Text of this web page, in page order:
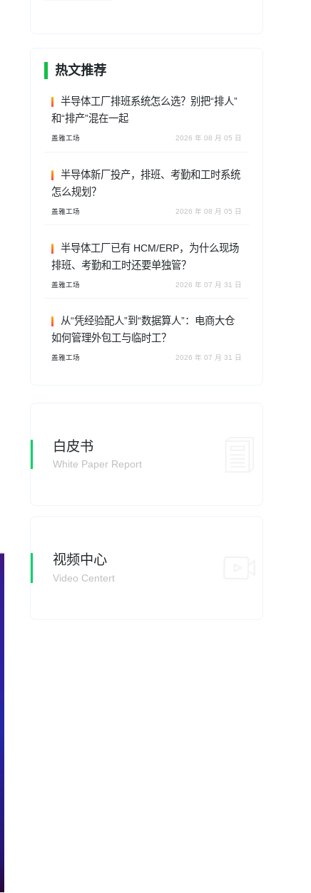
热文推荐
半导体工厂排班系统怎么选？别把“排人”
和“排产”混在一起
盖雅工场 2026 年 08 月 05 日
半导体新厂投产，排班、考勤和工时系统
怎么规划？
盖雅工场 2026 年 08 月 05 日
半导体工厂已有 HCM/ERP，为什么现场
排班、考勤和工时还要单独管？
盖雅工场 2026 年 07 月 31 日
从“凭经验配人”到“数据算人”：电商大仓
如何管理外包工与临时工？
盖雅工场 2026 年 07 月 31 日
白皮书
White Paper Report
视频中心
Video Centert